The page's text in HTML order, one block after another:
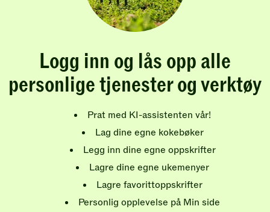
Logg inn og lås opp alle
personlige tjenester og verktøy
Prat med KI-assistenten vår!
Lag dine egne kokebøker
Legg inn dine egne oppskrifter
Lagre dine egne ukemenyer
Lagre favorittoppskrifter
Personlig opplevelse på Min side